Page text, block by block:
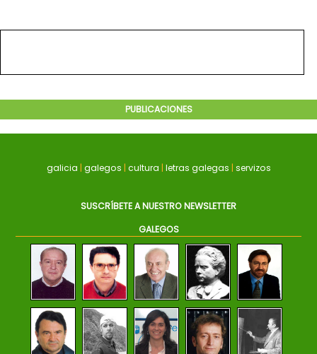
PUBLICACIONES
galicia | galegos | cultura | letras galegas | servizos
SUSCRÍBETE A NUESTRO NEWSLETTER
GALEGOS